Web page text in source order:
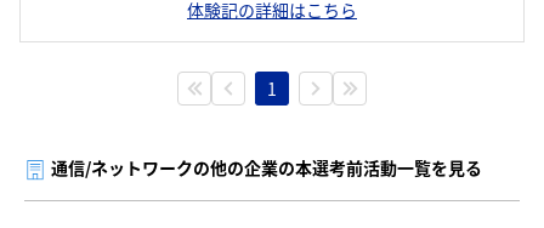
体験記の詳細はこちら
1
通信/ネットワークの他の企業の本選考前活動一覧を見る